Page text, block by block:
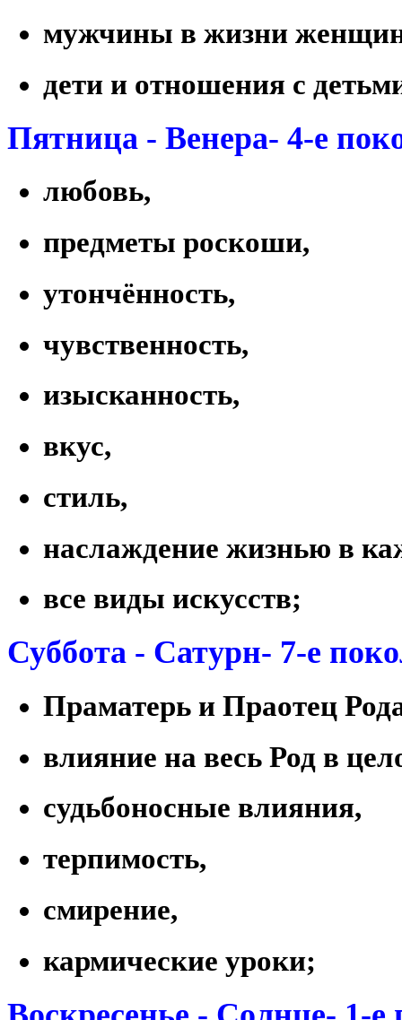
мужчины в жизни
дети и отношения с
Пятница - Венера- 4-е
любовь,
предметы роскоши,
утончённость,
чувственность,
изысканность,
вкус,
стиль,
наслаждение жизнью в
все виды искусств;
Суббота - Сатурн- 7-е
Праматерь и Праотец
влияние на весь Род в
судьбоносные влияния,
терпимость,
смирение,
кармические уроки;